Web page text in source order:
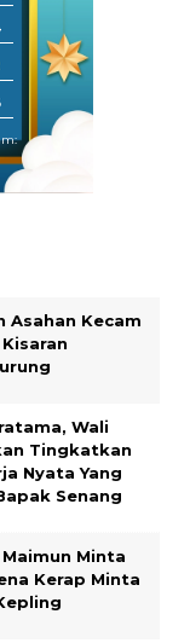
Asahan Kecam
Wali
Tingkatkan
Nyata Yang
Senang
Minta
Kerap Minta